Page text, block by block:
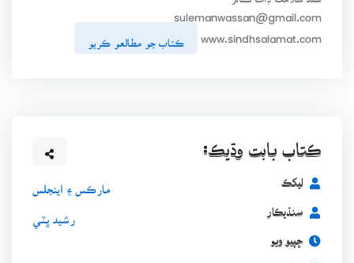
sulemanwassan@gmail.com
www.sindhsalamat.com
ڪتاب جو مطالعو ڪريو
ڪتاب بابت وڌيڪ:
ليکڪ مارڪس ۽ اينجلس
سنڌيڪار
ڇپيو ويو